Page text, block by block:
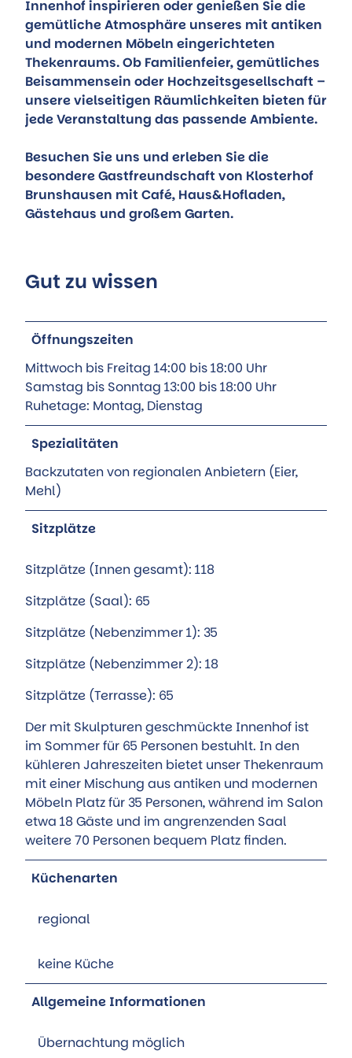
Innenhof inspirieren oder genießen Sie die
gemütliche Atmosphäre unseres mit antiken
und modernen Möbeln eingerichteten
Thekenraums. Ob Familienfeier, gemütliches
Beisammensein oder Hochzeitsgesellschaft –
unsere vielseitigen Räumlichkeiten bieten für
jede Veranstaltung das passende Ambiente.
Besuchen Sie uns und erleben Sie die
besondere Gastfreundschaft von Klosterhof
Brunshausen mit Café, Haus&Hofladen,
Gästehaus und großem Garten.
Gut zu wissen
Öffnungszeiten
Mittwoch bis Freitag 14:00 bis 18:00 Uhr
Samstag bis Sonntag 13:00 bis 18:00 Uhr
Ruhetage: Montag, Dienstag
Spezialitäten
Backzutaten von regionalen Anbietern (Eier,
Mehl)
Sitzplätze
Sitzplätze (Innen gesamt): 118
Sitzplätze (Saal): 65
Sitzplätze (Nebenzimmer 1): 35
Sitzplätze (Nebenzimmer 2): 18
Sitzplätze (Terrasse): 65
Der mit Skulpturen geschmückte Innenhof ist
im Sommer für 65 Personen bestuhlt. In den
kühleren Jahreszeiten bietet unser Thekenraum
mit einer Mischung aus antiken und modernen
Möbeln Platz für 35 Personen, während im Salon
etwa 18 Gäste und im angrenzenden Saal
weitere 70 Personen bequem Platz finden.
Küchenarten
regional
keine Küche
Allgemeine Informationen
Übernachtung möglich